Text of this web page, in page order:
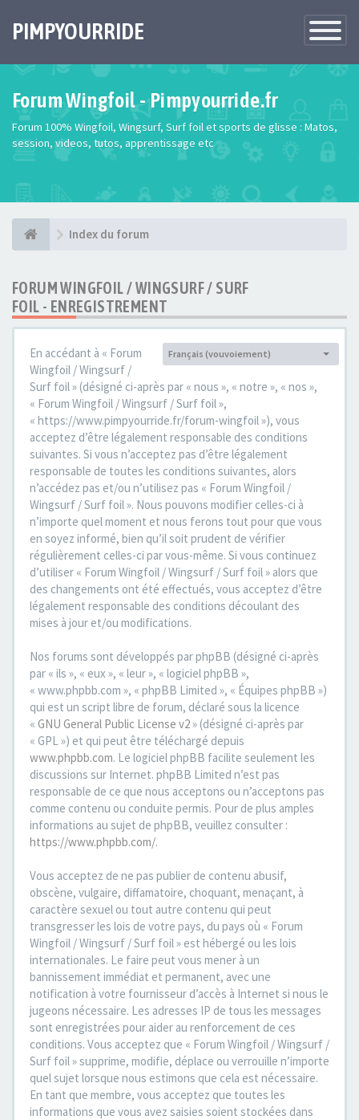
Toggle
PIMPYOURRIDE
Forum Wingfoil - Pimpyourride.fr
Forum 100% Wingfoil, Wingsurf, Surf foil et sports de glisse : Matos,
session, videos, tutos, apprentissage etc
Index du forum
FORUM WINGFOIL / WINGSURF / SURF
FOIL - ENREGISTREMENT
Langue :
Français (vouvoiement)
En accédant à « Forum
Wingfoil / Wingsurf /
Surf foil » (désigné ci-après par « nous », « notre », « nos »,
« Forum Wingfoil / Wingsurf / Surf foil »,
« https://www.pimpyourride.fr/forum-wingfoil »), vous
acceptez d’être légalement responsable des conditions
suivantes. Si vous n’acceptez pas d’être légalement
responsable de toutes les conditions suivantes, alors
n’accédez pas et/ou n’utilisez pas « Forum Wingfoil /
Wingsurf / Surf foil ». Nous pouvons modifier celles-ci à
n’importe quel moment et nous ferons tout pour que vous
en soyez informé, bien qu’il soit prudent de vérifier
régulièrement celles-ci par vous-même. Si vous continuez
d’utiliser « Forum Wingfoil / Wingsurf / Surf foil » alors que
des changements ont été effectués, vous acceptez d’être
légalement responsable des conditions découlant des
mises à jour et/ou modifications.
Nos forums sont développés par phpBB (désigné ci-après
par « ils », « eux », « leur », « logiciel phpBB »,
« www.phpbb.com », « phpBB Limited », « Équipes phpBB »)
qui est un script libre de forum, déclaré sous la licence
« GNU General Public License v2» (désigné ci-après par
« GPL ») et qui peut être téléchargé depuis
www.phpbb.com. Le logiciel phpBB facilite seulement les
discussions sur Internet. phpBB Limited n’est pas
responsable de ce que nous acceptons ou n’acceptons pas
comme contenu ou conduite permis. Pour de plus amples
informations au sujet de phpBB, veuillez consulter :
https://www.phpbb.com/.
Vous acceptez de ne pas publier de contenu abusif,
obscène, vulgaire, diffamatoire, choquant, menaçant, à
caractère sexuel ou tout autre contenu qui peut
transgresser les lois de votre pays, du pays où « Forum
Wingfoil / Wingsurf / Surf foil » est hébergé ou les lois
internationales. Le faire peut vous mener à un
bannissement immédiat et permanent, avec une
notification à votre fournisseur d’accès à Internet si nous le
jugeons nécessaire. Les adresses IP de tous les messages
sont enregistrées pour aider au renforcement de ces
conditions. Vous acceptez que « Forum Wingfoil / Wingsurf /
Surf foil » supprime, modifie, déplace ou verrouille n’importe
quel sujet lorsque nous estimons que cela est nécessaire.
En tant que membre, vous acceptez que toutes les
informations que vous avez saisies soient stockées dans